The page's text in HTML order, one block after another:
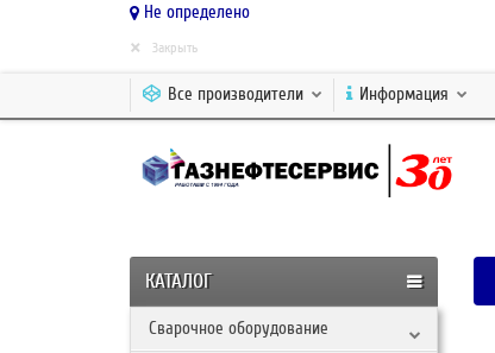
Не определено
× Закрыть
Все производители Информация
КАТАЛОГ
Сварочное оборудование